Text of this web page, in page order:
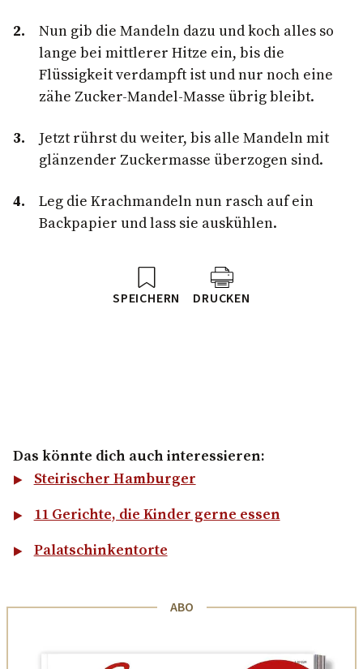
Nun gib die Mandeln dazu und koch alles so
lange bei mittlerer Hitze ein, bis die
Flüssigkeit verdampft ist und nur noch eine
zähe Zucker-Mandel-Masse übrig bleibt.
Jetzt rührst du weiter, bis alle Mandeln mit
glänzender Zuckermasse überzogen sind.
Leg die Krachmandeln nun rasch auf ein
Backpapier und lass sie auskühlen.
SPEICHERN DRUCKEN
Das könnte dich auch interessieren:
Steirischer Hamburger
11 Gerichte, die Kinder gerne essen
Palatschinkentorte
ABO